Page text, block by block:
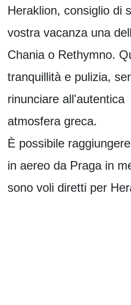
Heraklion, consiglio di
vostra vacanza una
Chania o Rethymno.
tranquillità e pulizia,
rinunciare all'autentica
atmosfera greca.
È possibile
in aereo da Praga in
sono voli diretti per